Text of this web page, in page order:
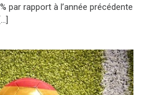
par rapport à l’année précédente